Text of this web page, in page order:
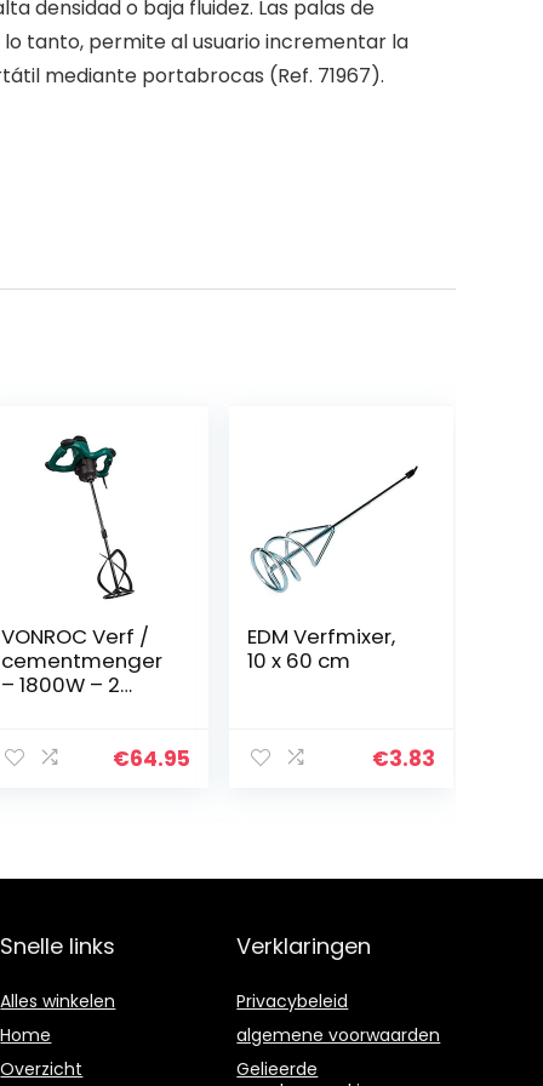
densidad o baja fluidez. Las palas de
tanto, permite al usuario incrementar la
mediante portabrocas (Ref. 71967).
VONROC Verf /
cementmenger
– 1800W – 2
kabel – Incl.€64.95
EDM Verfmixer,
10 x 60 cm
€3.83
Snelle links
Alles winkelen
Home
Overzicht
Verklaringen
Privacybeleid
algemene voorwaarden
Gelieerde